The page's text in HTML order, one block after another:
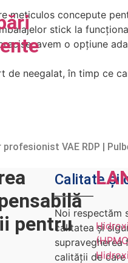
HPMC de încredere |
profesionist VAE RDP |
pentru
meticulos concepute
stick la
avem o opțiune
de neegalat, în timp ce
produsului, oferim o
Calitate și
Noi respectăm
calitatea și
calității de